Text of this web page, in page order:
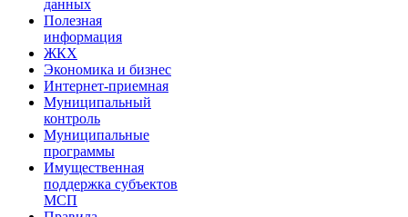
данных
Полезная
информация
ЖКХ
Экономика и бизнес
Интернет-приемная
Муниципальный
контроль
Муниципальные
программы
Имущественная
поддержка субъектов
МСП